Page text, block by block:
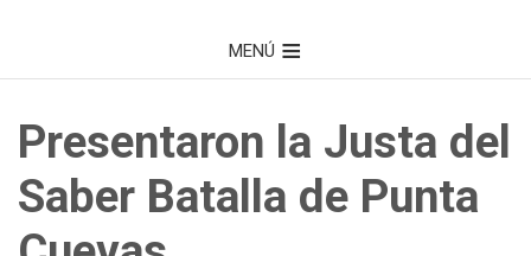
MENÚ
Presentaron la Justa del
Saber Batalla de Punta